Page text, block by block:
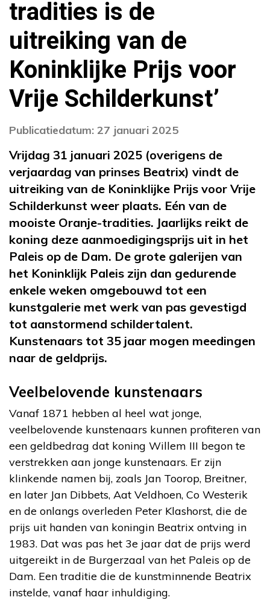
tradities is de
uitreiking van de
Koninklijke Prijs voor
Vrije Schilderkunst’
Publicatiedatum: 27 januari 2025
Vrijdag 31 januari 2025 (overigens de
verjaardag van prinses Beatrix) vindt de
uitreiking van de Koninklijke Prijs voor Vrije
Schilderkunst weer plaats. Eén van de
mooiste Oranje-tradities. Jaarlijks reikt de
koning deze aanmoedigingsprijs uit in het
Paleis op de Dam. De grote galerijen van
het Koninklijk Paleis zijn dan gedurende
enkele weken omgebouwd tot een
kunstgalerie met werk van pas gevestigd
tot aanstormend schildertalent.
Kunstenaars tot 35 jaar mogen meedingen
naar de geldprijs.
Veelbelovende kunstenaars
Vanaf 1871 hebben al heel wat jonge,
veelbelovende kunstenaars kunnen profiteren van
een geldbedrag dat koning Willem III begon te
verstrekken aan jonge kunstenaars. Er zijn
klinkende namen bij, zoals Jan Toorop, Breitner,
en later Jan Dibbets, Aat Veldhoen, Co Westerik
en de onlangs overleden Peter Klashorst, die de
prijs uit handen van koningin Beatrix ontving in
1983. Dat was pas het 3e jaar dat de prijs werd
uitgereikt in de Burgerzaal van het Paleis op de
Dam. Een traditie die de kunstminnende Beatrix
instelde, vanaf haar inhuldiging.